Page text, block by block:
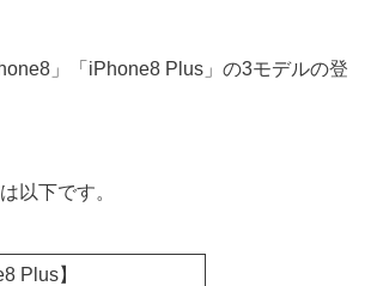
」「iPhone8 Plus」の3モデルの登
以下です。
Plus】